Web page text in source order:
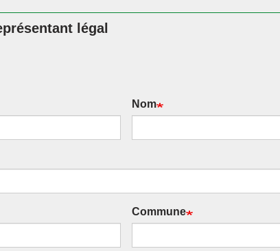
légal
Nom
Commune